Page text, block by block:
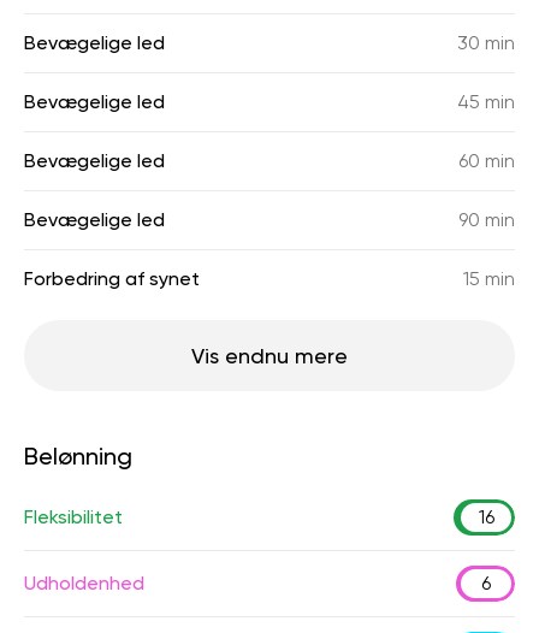
Bevægelige led 30 min
Bevægelige led 45 min
Bevægelige led 60 min
Bevægelige led 90 min
Forbedring af synet 15 min
Vis endnu mere
Belønning
Fleksibilitet 16
Udholdenhed 6